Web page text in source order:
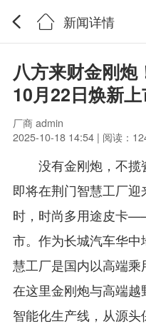
新闻详情
八方来财金刚炮
10月22日焕新
厂商 admin
2025-10-18 14:54 | 阅读：
没有金刚炮，不揽
即将在荆门智慧工厂迎
时， 时尚多用途皮卡
市。作为长城汽车华中
慧工厂是国内以高端乘
在这里金刚炮与高端越
智能化生产线，从源头